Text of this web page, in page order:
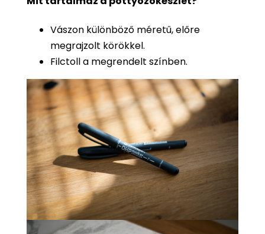
Vászon különböző méretű, előre
megrajzolt körökkel.
Filctoll a megrendelt színben.